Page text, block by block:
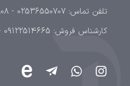
تلفن تماس: 02536550707 - 02536550808
کارشناس فروش: 09122514665 - 09125536338